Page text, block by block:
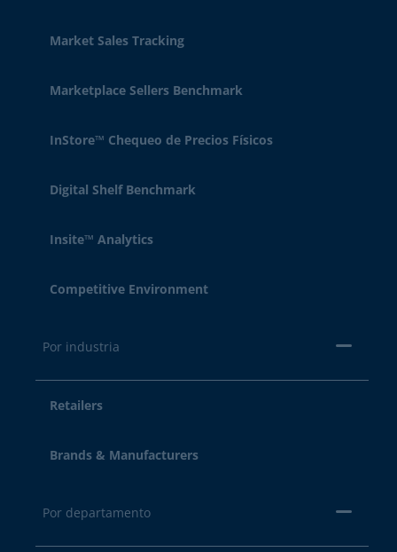
Market Sales Tracking
Marketplace Sellers Benchmark
InStore™ Chequeo de Precios Físicos
Digital Shelf Benchmark
Insite™ Analytics
Competitive Environment
Por industria
Retailers
Brands & Manufacturers
Por departamento